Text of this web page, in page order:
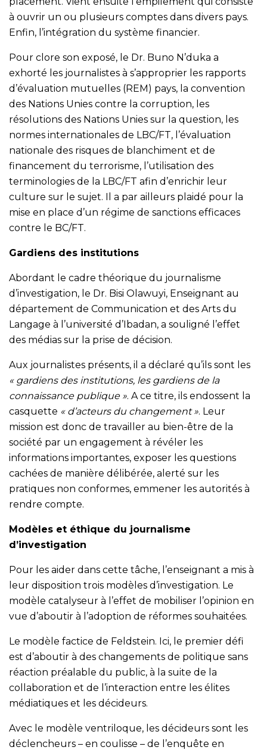
à ouvrir un ou plusieurs comptes dans divers pays.
Enfin, l’intégration du système financier.
Pour clore son exposé, le Dr. Buno N’duka a
exhorté les journalistes à s’approprier les rapports
d’évaluation mutuelles (REM) pays, la convention
des Nations Unies contre la corruption, les
résolutions des Nations Unies sur la question, les
normes internationales de LBC/FT, l’évaluation
nationale des risques de blanchiment et de
financement du terrorisme, l’utilisation des
terminologies de la LBC/FT afin d’enrichir leur
culture sur le sujet. Il a par ailleurs plaidé pour la
mise en place d’un régime de sanctions efficaces
contre le BC/FT.
Gardiens des institutions
Abordant le cadre théorique du journalisme
d’investigation, le Dr. Bisi Olawuyi, Enseignant au
département de Communication et des Arts du
Langage à l’université d’Ibadan, a souligné l’effet
des médias sur la prise de décision.
Aux journalistes présents, il a déclaré qu’ils sont les
« gardiens des institutions, les gardiens de la
connaissance publique ». A ce titre, ils endossent la
casquette « d’acteurs du changement ». Leur
mission est donc de travailler au bien-être de la
société par un engagement à révéler les
informations importantes, exposer les questions
cachées de manière délibérée, alerté sur les
pratiques non conformes, emmener les autorités à
rendre compte.
Modèles et éthique du journalisme
d’investigation
Pour les aider dans cette tâche, l’enseignant a mis à
leur disposition trois modèles d’investigation. Le
modèle catalyseur à l’effet de mobiliser l’opinion en
vue d’aboutir à l’adoption de réformes souhaitées.
Le modèle factice de Feldstein. Ici, le premier défi
est d’aboutir à des changements de politique sans
réaction préalable du public, à la suite de la
collaboration et de l’interaction entre les élites
médiatiques et les décideurs.
Avec le modèle ventriloque, les décideurs sont les
déclencheurs – en coulisse – de l’enquête en